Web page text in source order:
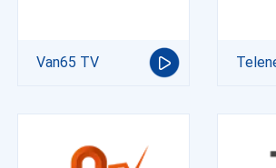
Van65 TV